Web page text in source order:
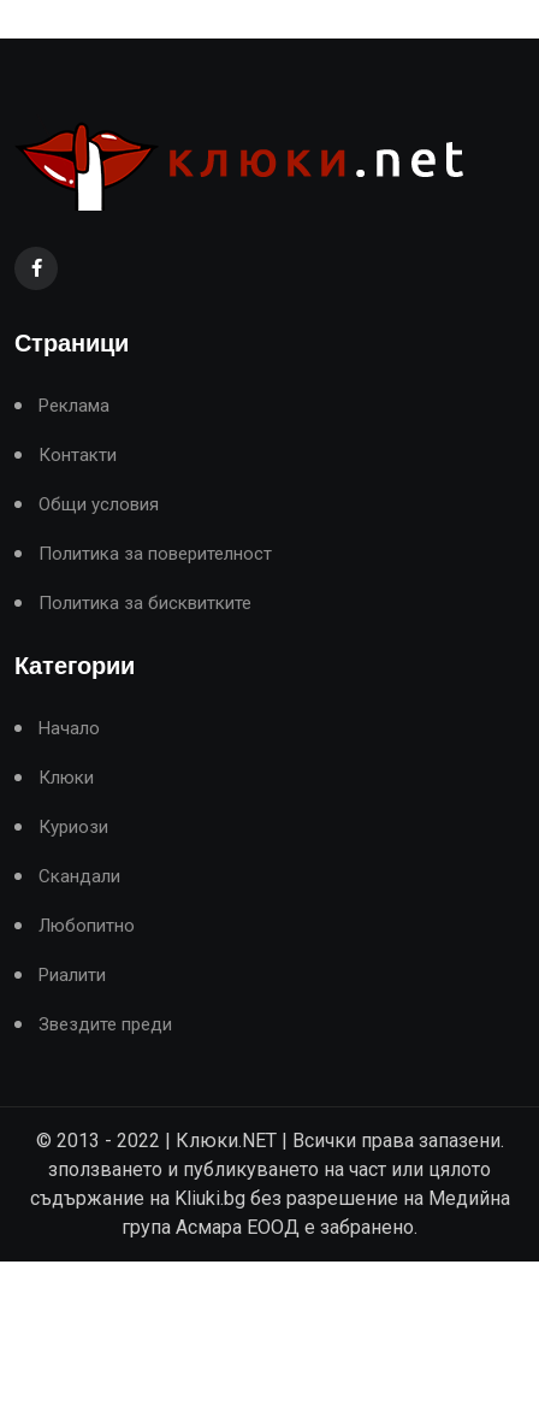
Страници
Реклама
Контакти
Общи условия
Политика за поверителност
Политика за бисквитките
Категории
Начало
Клюки
Куриози
Скандали
Любопитно
Риалити
Звездите преди
© 2013 - 2022 | Клюки.NET | Всички права запазени.
зползването и публикуването на част или цялото
съдържание на Kliuki.bg без разрешение на Медийна
група Асмара ЕООД е забранено.